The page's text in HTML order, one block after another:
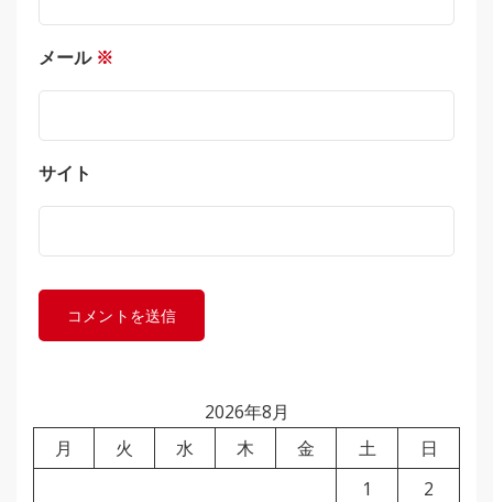
メール ※
サイト
2026年8月
月
火 水 木 金 土
日
1
2